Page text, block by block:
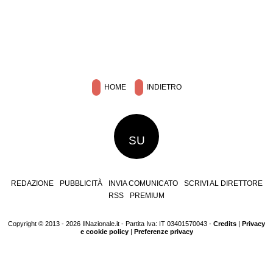
HOME INDIETRO
SU
REDAZIONE PUBBLICITÀ INVIA COMUNICATO
SCRIVI AL DIRETTORE
RSS
PREMIUM
Copyright © 2013 - 2026 IlNazionale.it - Partita Iva: IT 03401570043 - Credits | Privacy
e cookie policy| Preferenze privacy